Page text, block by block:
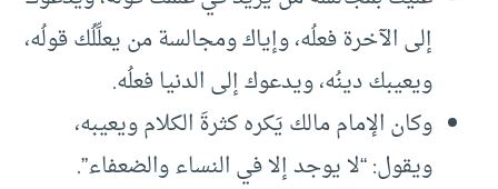
إلى الآخرة فعلُه، وإياك ومجالسة من يعلِّلُك قولُه،
ويعيبك دينُه، ويدعوك إلى الدنيا فعلُه.
وكان الإمام مالك يَكره كثرةَ الكلام ويعيبه،
ويقول: “لا يوجد إلا في النساء والضعفاء”.